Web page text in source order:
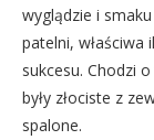
wyglądzie i
patelni, właściwa
sukcesu. Chodzi
były złociste z
spalone.